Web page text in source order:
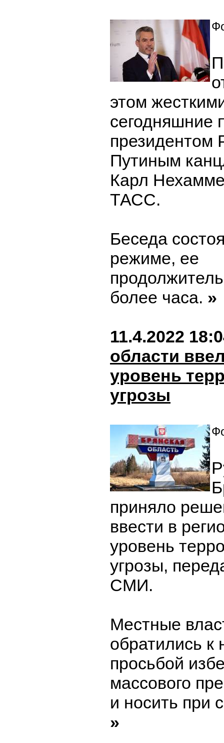
этом
сегодняшние
Путиным
Карл
ТАСС.
Беседа
режиме, ее
более часа. »
11.4.2022
области
уровень
угрозы
приняло
ввести в
уровень
угрозы,
СМИ.
Местные
обратились к
просьбой
массового
и носить при
»